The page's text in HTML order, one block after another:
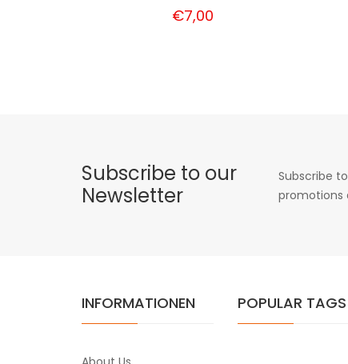
€7,00
Subscribe to our
Newsletter
Subscribe
promotions
INFORMATIONEN POPULAR TAGS